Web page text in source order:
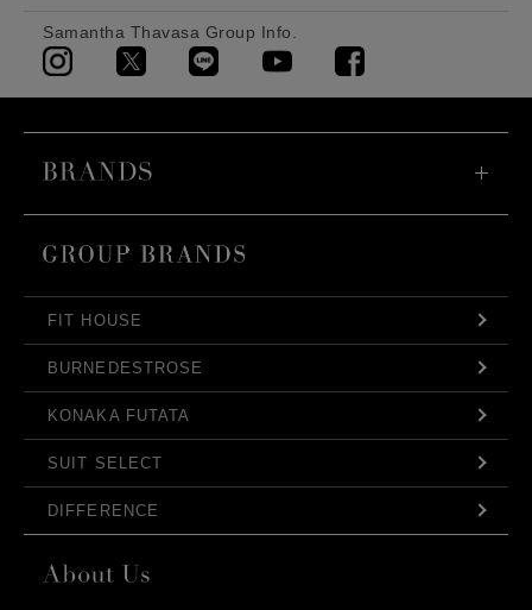
Samantha Thavasa Group Info.
FIT HOUSE
BURNEDESTROSE
KONAKA FUTATA
SUIT SELECT
DIFFERENCE